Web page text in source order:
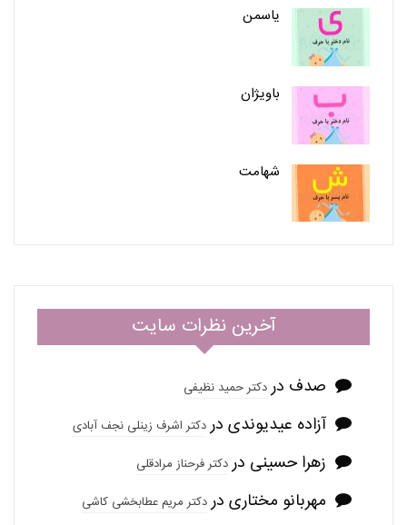
یاسمن
باویژان
شهامت
آخرین نظرات سایت
صدف دردکتر حمید نظیفی
آزاده عیدیوندی دردکتر اشرف زینلی نجف آبادی
زهرا حسینی دردکتر فرحناز مرادقلی
مهربانو مختاری دردکتر مریم عطابخشی کاشی